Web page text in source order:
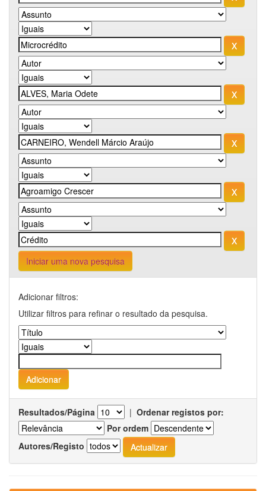
Iniciar uma nova pesquisa
Adicionar filtros:
Utilizar filtros para refinar o resultado da pesquisa.
Resultados/Página | Ordenar registos por:
Por ordem
Autores/Registo